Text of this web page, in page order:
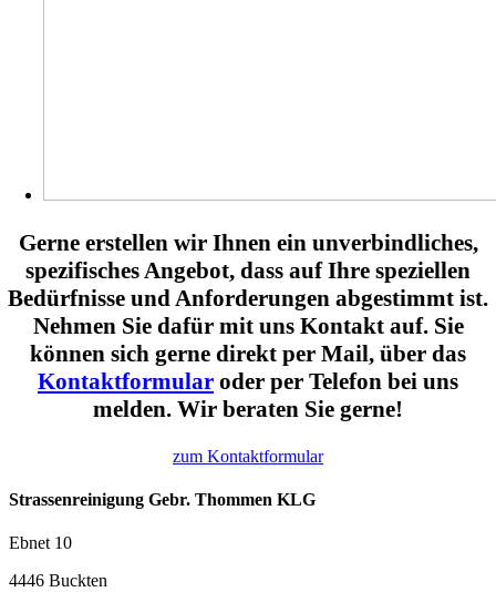
Gerne erstellen wir Ihnen ein unverbindliches,
spezifisches Angebot, dass auf Ihre speziellen
Bedürfnisse und Anforderungen abgestimmt ist.
Nehmen Sie dafür mit uns Kontakt auf. Sie
können sich gerne direkt per Mail, über das
Kontaktformular oder per Telefon bei uns
melden. Wir beraten Sie gerne!
zum Kontaktformular
Strassenreinigung Gebr. Thommen KLG
Ebnet 10
4446 Buckten